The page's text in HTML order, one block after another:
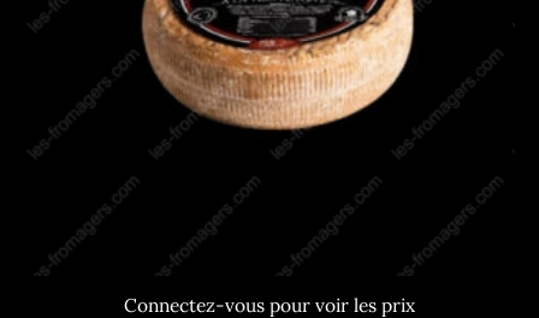
Connectez-vous pour voir les prix